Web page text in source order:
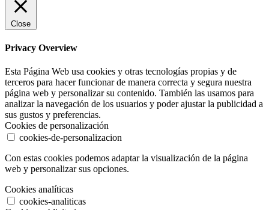
Close
Privacy Overview
Esta Página Web usa cookies y otras tecnologías propias y de
terceros para hacer funcionar de manera correcta y segura nuestra
página web y personalizar su contenido. También las usamos para
analizar la navegación de los usuarios y poder ajustar la publicidad a
sus gustos y preferencias.
Cookies de personalización
cookies-de-personalizacion
Con estas cookies podemos adaptar la visualización de la página
web y personalizar sus opciones.
Cookies analíticas
cookies-analiticas